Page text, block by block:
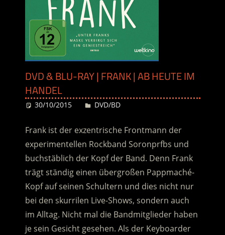
DVD & BLU-RAY | FRANK | AB HEUTE IM
HANDEL
30/10/2015 Desiree
DVD/BD
Frank ist der exzentrische Frontmann der
experimentellen Rockband Soronprfbs und
buchstäblich der Kopf der Band. Denn Frank
trägt ständig einen übergroßen Pappmaché-
Kopf auf seinen Schultern und dies nicht nur
bei den skurrilen Live-Shows, sondern auch
im Alltag. Nicht mal die Bandmitglieder haben
je sein Gesicht gesehen. Als der Keyboarder